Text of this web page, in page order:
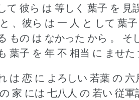
て 彼ら は 等しく 葉子 を 見
、彼ら は 一 人 と して 葉
もの は なかった から 。
そ
葉子 を 年 不 相当 に ませた
は 恋 に よろしい 若葉 の 六
家 には 七八人 の 若い 従